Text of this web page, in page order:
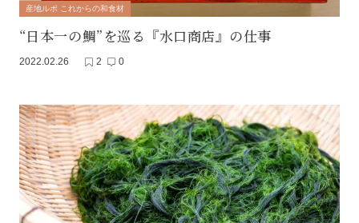
産地ルポ これからの和食材
“日本一の鯛”を巡る『水口商店』の仕事
2022.02.26 2 0